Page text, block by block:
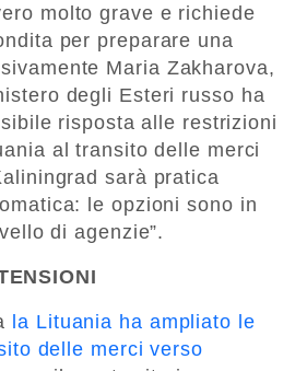
molto grave e richiede
per preparare una
Maria Zakharova,
degli Esteri russo ha
risposta alle restrizioni
al transito delle merci
sarà pratica
le opzioni sono in
di agenzie”.
la Lituania ha ampliato le
delle merci verso